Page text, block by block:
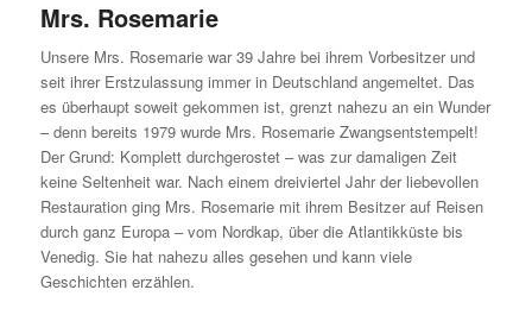
Mrs. Rosemarie
Unsere Mrs. Rosemarie war 39 Jahre bei ihrem Vorbesitzer und
seit ihrer Erstzulassung immer in Deutschland angemeltet. Das
es überhaupt soweit gekommen ist, grenzt nahezu an ein Wunder
– denn bereits 1979 wurde Mrs. Rosemarie Zwangsentstempelt!
Der Grund: Komplett durchgerostet – was zur damaligen Zeit
keine Seltenheit war. Nach einem dreiviertel Jahr der liebevollen
Restauration ging Mrs. Rosemarie mit ihrem Besitzer auf Reisen
durch ganz Europa – vom Nordkap, über die Atlantikküste bis
Venedig. Sie hat nahezu alles gesehen und kann viele
Geschichten erzählen.